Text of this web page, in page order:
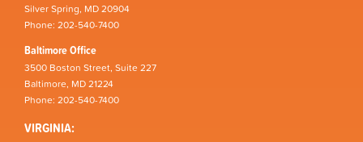
Silver Spring, MD 20904
Phone: 202-540-7400
Baltimore Office
3500 Boston Street, Suite 227
Baltimore, MD 21224
Phone: 202-540-7400
VIRGINIA: